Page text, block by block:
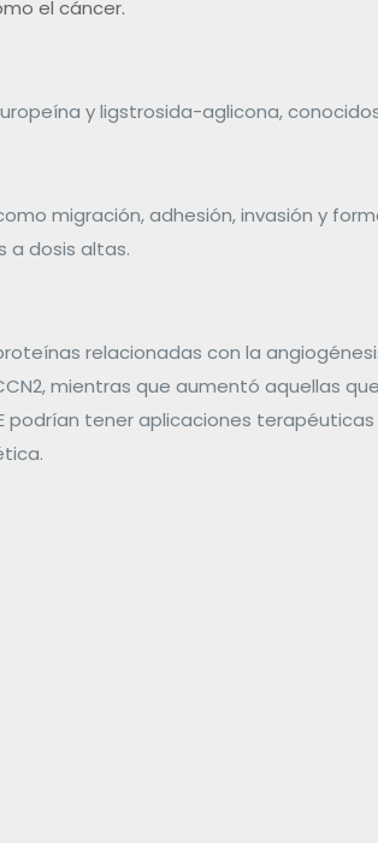
el cáncer.
y ligstrosida-aglicona,
migración, adhesión, invasión y
a dosis altas.
relacionadas con la
mientras que aumentó aquellas
podrían tener aplicaciones